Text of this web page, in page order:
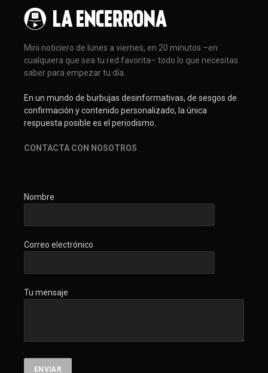
Mini noticiero de lunes a viernes, en 20 minutos –en
cualquiera que sea tu red favorita– todo lo que necesitas
saber para empezar tu día.
En un mundo de burbujas desinformativas, de sesgos de
confirmación y contenido personalizado, la única
respuesta posible es el periodismo.
CONTACTA CON NOSOTROS
Nombre
Correo electrónico
Tu mensaje